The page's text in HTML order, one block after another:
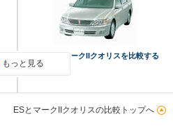
ビスタとマークIIクオリスを比較する
もっと見る
ESとマークIIクオリスの比較トップへ